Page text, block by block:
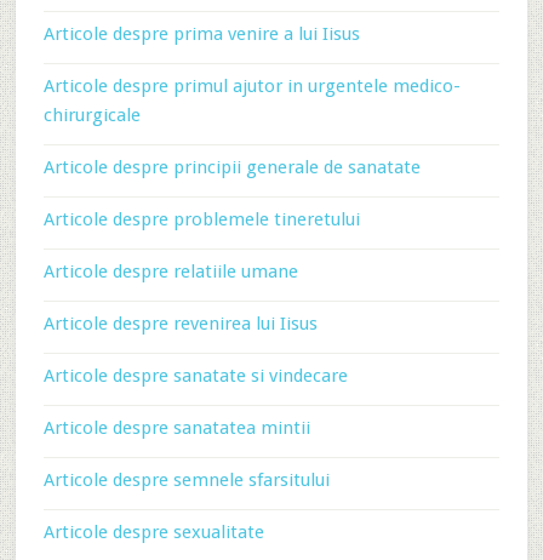
Articole despre prima venire a lui Iisus
Articole despre primul ajutor in urgentele medico-
chirurgicale
Articole despre principii generale de sanatate
Articole despre problemele tineretului
Articole despre relatiile umane
Articole despre revenirea lui Iisus
Articole despre sanatate si vindecare
Articole despre sanatatea mintii
Articole despre semnele sfarsitului
Articole despre sexualitate